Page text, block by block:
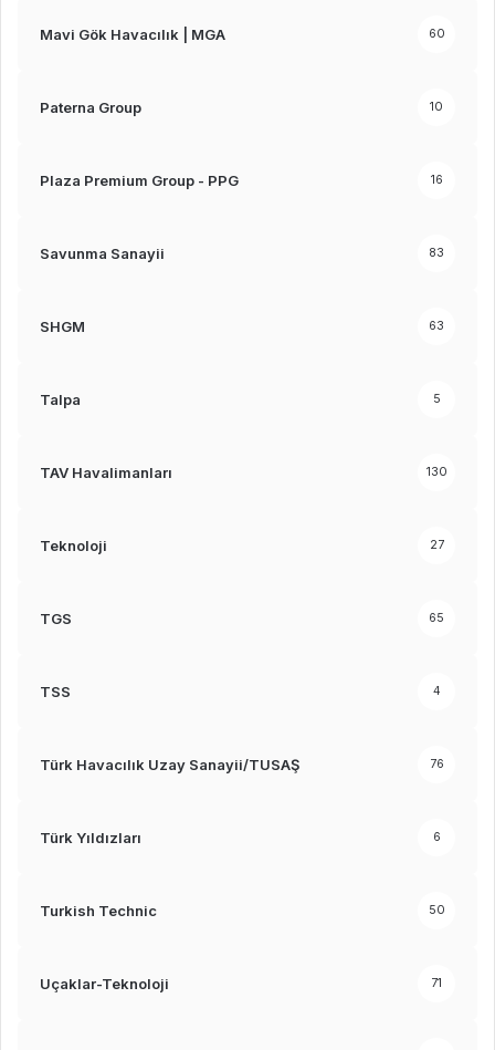
Mavi Gök Havacılık | MGA 60
Paterna Group 10
Plaza Premium Group - PPG 16
Savunma Sanayii 83
SHGM 63
Talpa 5
TAV Havalimanları 130
Teknoloji 27
TGS 65
TSS 4
Türk Havacılık Uzay Sanayii/TUSAŞ 76
Türk Yıldızları 6
Turkish Technic 50
Uçaklar-Teknoloji 71